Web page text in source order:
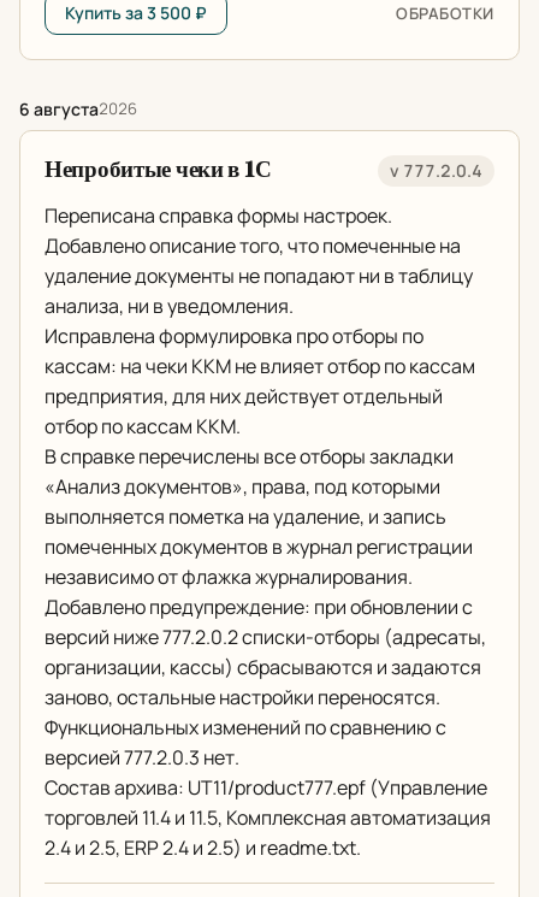
Купить за 3 500 ₽ ОБРАБОТКИ
6 августа2026
Непробитые чеки в 1С v 777.2.0.4
Переписана справка формы настроек.
Добавлено описание того, что помеченные на
удаление документы не попадают ни в таблицу
анализа, ни в уведомления.
Исправлена формулировка про отборы по
кассам: на чеки ККМ не влияет отбор по кассам
предприятия, для них действует отдельный
отбор по кассам ККМ.
В справке перечислены все отборы закладки
«Анализ документов», права, под которыми
выполняется пометка на удаление, и запись
помеченных документов в журнал регистрации
независимо от флажка журналирования.
Добавлено предупреждение: при обновлении с
версий ниже 777.2.0.2 списки-отборы (адресаты,
организации, кассы) сбрасываются и задаются
заново, остальные настройки переносятся.
Функциональных изменений по сравнению с
версией 777.2.0.3 нет.
Состав архива: UT11/product777.epf (Управление
торговлей 11.4 и 11.5, Комплексная автоматизация
2.4 и 2.5, ERP 2.4 и 2.5) и readme.txt.